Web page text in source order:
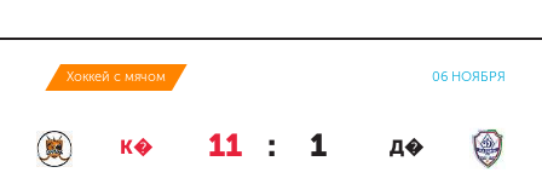
Хоккей с мячом 06 НОЯБРЯ
К� 11 : 1 Д�